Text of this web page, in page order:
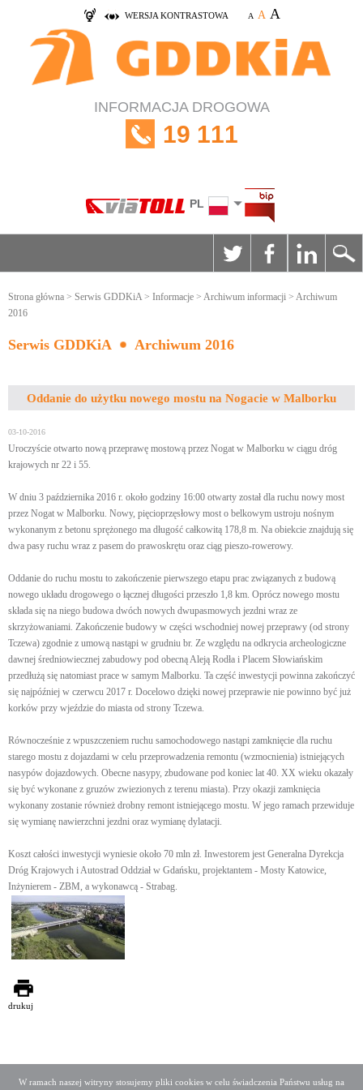
W ramach naszej witryny stosujemy pliki cookies w celu świadczenia Państwu usług na
WERSJA KONTRASTOWA A A A
INFORMACJA DROGOWA
19 111
PL
Strona główna > Serwis GDDKiA> Informacje > Archiwum informacji > Archiwum
2016
Serwis GDDKiA Archiwum 2016
Oddanie do użytku nowego mostu na Nogacie w Malborku
03-10-2016
Uroczyście otwarto nową przeprawę mostową przez Nogat w Malborku w ciągu dróg
krajowych nr 22 i 55.
W dniu 3 października 2016 r. około godziny 16:00 otwarty został dla ruchu nowy most
przez Nogat w Malborku. Nowy, pięcioprzęsłowy most o belkowym ustroju nośnym
wykonanym z betonu sprężonego ma długość całkowitą 178,8 m. Na obiekcie znajdują się
dwa pasy ruchu wraz z pasem do prawoskrętu oraz ciąg pieszo-rowerowy.
Oddanie do ruchu mostu to zakończenie pierwszego etapu prac związanych z budową
nowego układu drogowego o łącznej długości przeszło 1,8 km. Oprócz nowego mostu
składa się na niego budowa dwóch nowych dwupasmowych jezdni wraz ze
skrzyżowaniami. Zakończenie budowy w części wschodniej nowej przeprawy (od strony
Tczewa) zgodnie z umową nastąpi w grudniu br. Ze względu na odkrycia archeologiczne
dawnej średniowiecznej zabudowy pod obecną Aleją Rodła i Placem Słowiańskim
przedłużą się natomiast prace w samym Malborku. Ta część inwestycji powinna zakończyć
się najpóźniej w czerwcu 2017 r. Docelowo dzięki nowej przeprawie nie powinno być już
korków przy wjeździe do miasta od strony Tczewa.
Równocześnie z wpuszczeniem ruchu samochodowego nastąpi zamknięcie dla ruchu
starego mostu z dojazdami w celu przeprowadzenia remontu (wzmocnienia) istniejących
nasypów dojazdowych. Obecne nasypy, zbudowane pod koniec lat 40. XX wieku okazały
się być wykonane z gruzów zwiezionych z terenu miasta). Przy okazji zamknięcia
wykonany zostanie również drobny remont istniejącego mostu. W jego ramach przewiduje
się wymianę nawierzchni jezdni oraz wymianę dylatacji.
Koszt całości inwestycji wyniesie około 70 mln zł. Inwestorem jest Generalna Dyrekcja
Dróg Krajowych i Autostrad Oddział w Gdańsku, projektantem - Mosty Katowice,
Inżynierem - ZBM, a wykonawcą - Strabag.
drukuj